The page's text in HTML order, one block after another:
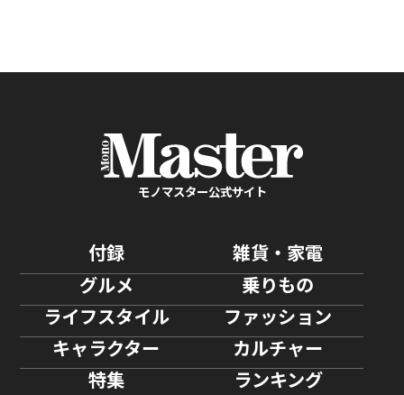
モノマスター公式サイト
付録
雑貨・家電
グルメ
乗りもの
ライフスタイル
ファッション
キャラクター
カルチャー
特集
ランキング